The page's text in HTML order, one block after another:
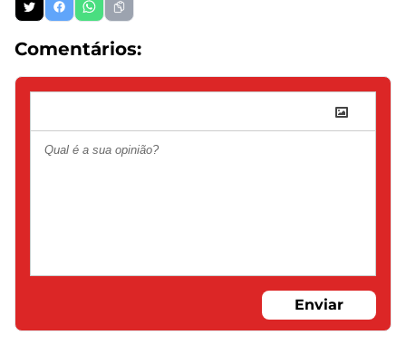
Comentários:
Enviar